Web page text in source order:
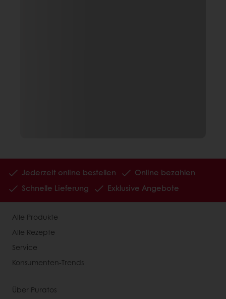
Jederzeit online bestellen
Online bezahlen
Schnelle Lieferung
Exklusive Angebote
Alle Produkte
Alle Rezepte
Service
Konsumenten-Trends
Über Puratos